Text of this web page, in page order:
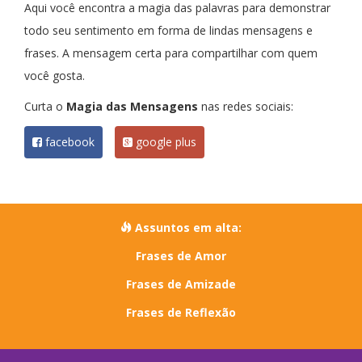
Aqui você encontra a magia das palavras para demonstrar
todo seu sentimento em forma de lindas mensagens e
frases. A mensagem certa para compartilhar com quem
você gosta.
Curta o Magia das Mensagens nas redes sociais:
facebook google plus
Assuntos em alta:
Frases de Amor
Frases de Amizade
Frases de Reflexão